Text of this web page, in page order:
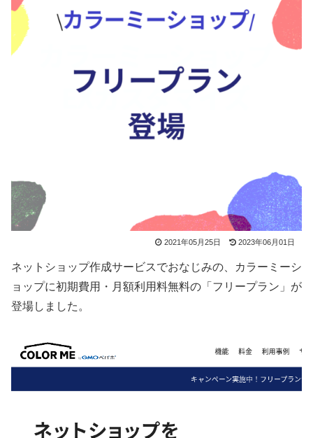
2021年05月25日 2023年06月01日
ネットショップ作成サービスでおなじみの、カラーミーシ
ョップに初期費用・月額利用料無料の「フリープラン」が
登場しました。